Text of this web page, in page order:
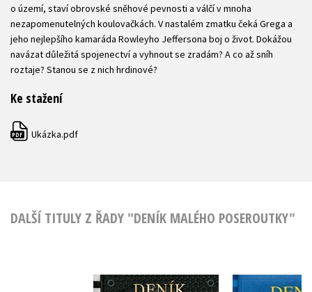
o území, staví obrovské sněhové pevnosti a válčí v mnoha
nezapomenutelných koulovačkách. V nastalém zmatku čeká Grega a
jeho nejlepšího kamaráda Rowleyho Jeffersona boj o život. Dokážou
navázat důležitá spojenectví a vyhnout se zradám? A co až sníh
roztaje? Stanou se z nich hrdinové?
Ke stažení
PDF Ukázka.pdf
DALŠÍ TITULY Z ŘADY "DENÍK MALÉHO POSEROUTKY"